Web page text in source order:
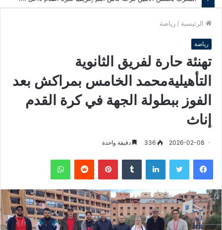
الرئيسية / رياضة
رياضة
تهنئة حارة لفريق الثانوية
التأهيليةمحمد الخامس بمراكش بعد
الفوز ببطولة الجهة في كرة القدم
إناث
2026-02-08
336 دقيقة واحدة
فيسبوك لينكدإن بينتيريست